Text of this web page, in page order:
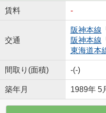
賃料 -
交通
阪神本線 「
阪神本線 「
東海道本
間取り(面積) -(-)
築年月 1989年 5